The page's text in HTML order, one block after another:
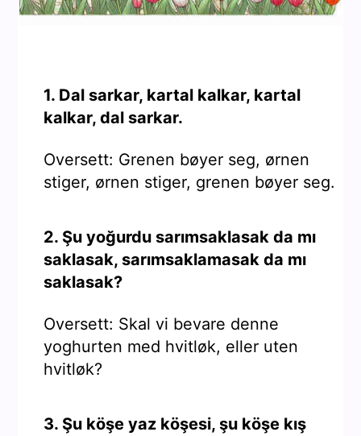
1. Dal sarkar, kartal kalkar, kartal
kalkar, dal sarkar.
Oversett: Grenen bøyer seg, ørnen
stiger, ørnen stiger, grenen bøyer seg.
2. Şu yoğurdu sarımsaklasak da mı
saklasak, sarımsaklamasak da mı
saklasak?
Oversett: Skal vi bevare denne
yoghurten med hvitløk, eller uten
hvitløk?
3. Şu köşe yaz köşesi, şu köşe kış